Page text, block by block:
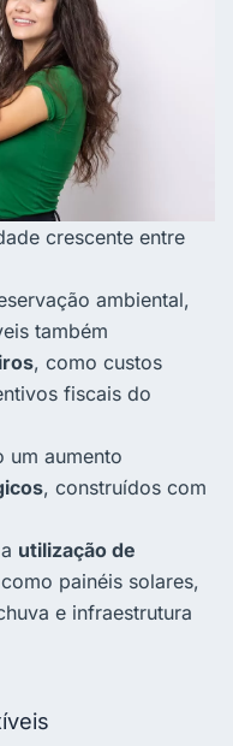
crescente entre
ambiental,
também
, como custos
fiscais do
um aumento
, construídos com
utilização de
painéis solares,
e infraestrutura